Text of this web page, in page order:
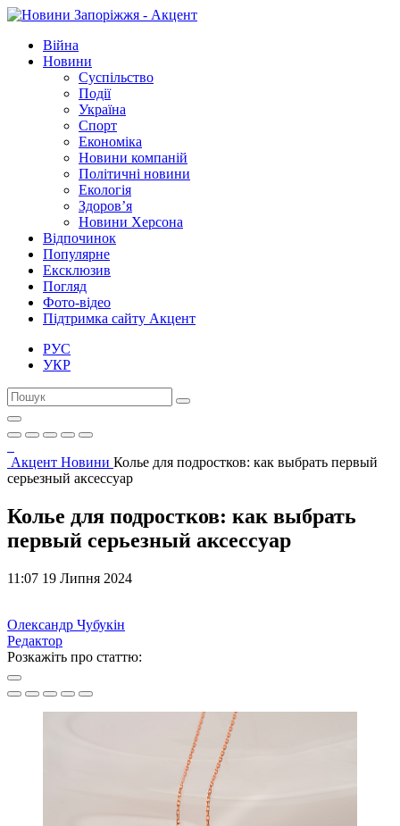
Війна
Новини
Суспільство
Події
Україна
Спорт
Економіка
Новини компаній
Політичні новини
Екологія
Здоров’я
Новини Херсона
Відпочинок
Популярне
Ексклюзив
Погляд
Фото-відео
Підтримка сайту Акцент
РУС
УКР
Акцент Новини Колье для подростков: как выбрать первый
серьезный аксессуар
Колье для подростков: как выбрать
первый серьезный аксессуар
11:07 19 Липня 2024
Олександр Чубукін
Редактор
Розкажіть про статтю: